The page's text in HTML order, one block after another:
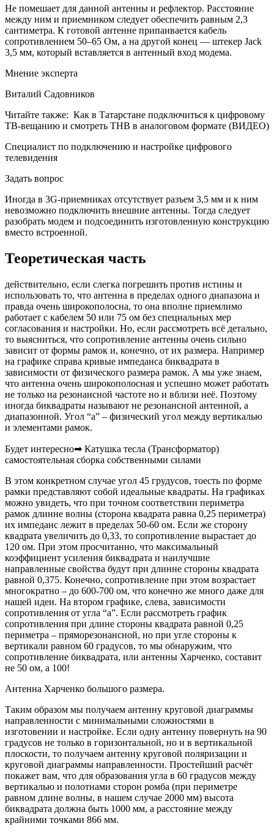
Не помешает для данной антенны и рефлектор. Расстояние
между ним и приемником следует обеспечить равным 2,3
сантиметра. К готовой антенне припаивается кабель
сопротивлением 50–65 Ом, а на другой конец — штекер Jack
3,5 мм, который вставляется в антенный вход модема.
Мнение эксперта
Виталий Садовников
Читайте также: Как в Татарстане подключиться к цифровому
ТВ-вещанию и смотреть ТНВ в аналоговом формате (ВИДЕО)
Специалист по подключению и настройке цифрового
телевидения
Задать вопрос
Иногда в 3G-приемниках отсутствует разъем 3,5 мм и к ним
невозможно подключить внешние антенны. Тогда следует
разобрать модем и подсоединить изготовленную конструкцию
вместо встроенной.
Теоретическая часть
действительно, если слегка погрешить против истины и
использовать то, что антенна в пределах одного диапазона и
правда очень широкополосна, то она вполне приемлимо
работает с кабелем 50 или 75 ом без специальных мер
согласования и настройки. Но, если рассмотреть всё детально,
то выясниться, что сопротивление антенны очень сильно
зависит от формы рамок и, конечно, от их размера. Например
на графике справа кривые импеданса биквадрата в
зависимости от физического размера рамок. А мы уже знаем,
что антенна очень широкополосная и успешно может работать
не только на резонансной частоте но и вблизи неё. Поэтому
иногда биквадраты называют не резонансной антенной, а
диапазонной. Угол “a” – физический угол между вертикалью
и элементами рамок.
Будет интересно➡ Катушка тесла (Трансформатор)
самостоятельная сборка собственными силами
В этом конкретном случае угол 45 грудусов, тоесть по форме
рамки представляют собой идеальные квадраты. На графиках
можно увидеть, что при точном соответствии периметра
рамок длинне волны (сторона квадрата равна 0,25 периметра)
их импеданс лежит в пределах 50-60 ом. Если же сторону
квадрата увеличить до 0,33, то сопротивление вырастает до
120 ом. При этом просчитанно, что максимальный
коэффициент усиления биквадрата и наилучшие
направленные свойства будут при длинне стороны квадрата
равной 0,375. Конечно, сопротивление при этом возрастает
многократно – до 600-700 ом, что конечно же много даже для
нашей идеи. На втором графике, слева, зависимоcти
сопротивления от угла “а”. Если рассмотреть график
сопротивления при длине стороны квадрата равной 0,25
периметра – пряморезонансной, но при угле стороны к
вертикали равном 60 градусов, то мы обнаружим, что
сопротивление биквадрата, или антенны Харченко, составит
не 50 ом, а 100!
Антенна Харченко большого размера.
Таким образом мы получаем антенну круговой диаграммы
направленности с минимальными сложностями в
изготовении и настройке. Если одну антенну повернуть на 90
градусов не только в горизонтальной, но и в вертикальной
плоскости, то получаем антенну круговой поляризации и
круговой диаграммы направленности. Простейший расчёт
покажет вам, что для образования угла в 60 градусов между
вертикалью и полотнами сторон ромба (при периметре
равном длине волны, в нашем случае 2000 мм) высота
биквадрата должна быть 1000 мм, а расстояние между
крайними точками 866 мм.